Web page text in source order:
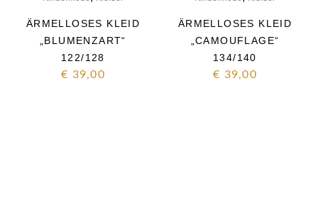
ÄRMELLOSES KLEID
„BLUMENZART“
122/128
€ 39,00
ÄRMELLOSES KLEID
„CAMOUFLAGE“
134/140
€ 39,00